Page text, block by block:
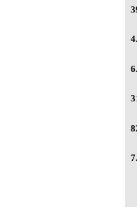
4.
6.
7.